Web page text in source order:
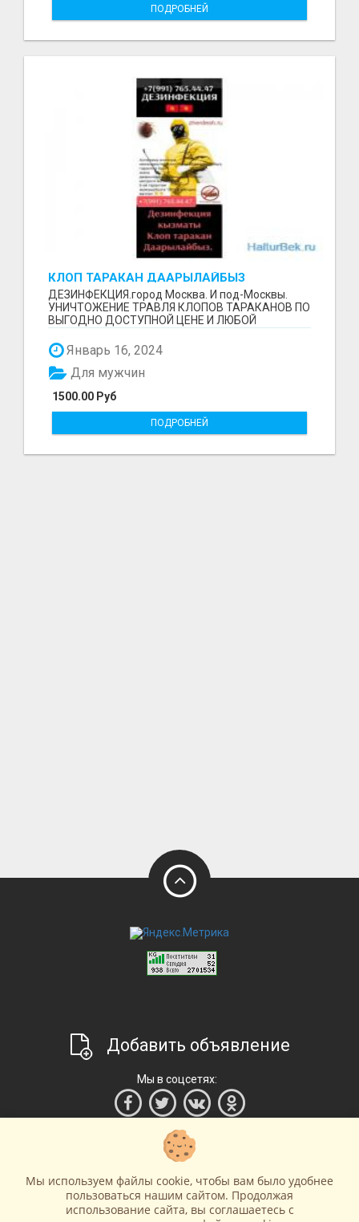
ПОДРОБНЕЙ
КЛОП ТАРАКАН ДААРЫЛАЙБЫЗ
+79917654447
ДЕЗИНФЕКЦИЯ.город Москва. И под-Москвы.
УНИЧТОЖЕНИЕ ТРАВЛЯ КЛОПОВ ТАРАКАНОВ ПО
ВЫГОДНО ДОСТУПНОЙ ЦЕНЕ И ЛЮБОЙ
Январь 16, 2024
1500.00 Руб
Для мужчин
ПОДРОБНЕЙ
Добавить объявление
Мы в соцсетях:
Правила и условия Контакты
Мы используем файлы cookie, чтобы вам было удобнее
пользоваться нашим сайтом. Продолжая
использование сайта, вы соглашаетесь c